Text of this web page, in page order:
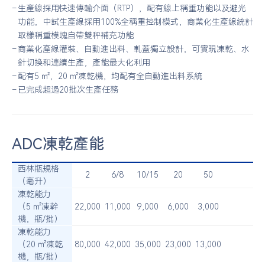
生產線採用快速傳輸介面（RTP），配有線上稱重功能以及避光
功能，中試生產線採用100%全稱重控制模式，商業化生產線統計
取樣稱重模塊自帶雙秤補充功能
商業化產線灌裝、自動進出料、軋蓋獨立設計，可實現凍乾、水
針切換和連續生產，產能最大化利用
配有5 ㎡，20 ㎡凍乾機，均配有全自動進出料系統
已完成超過20批次生產任務
ADC凍乾產能
西林瓶規格
（毫升）
2 6/8 10/15 20 50
凍乾能力
（5 ㎡凍幹
機，瓶/批）
22,000 11,000 9,000 6,000 3,000
凍乾能力
（20 ㎡凍乾
機，瓶/批）
80,000 42,000 35,000 23,000 13,000